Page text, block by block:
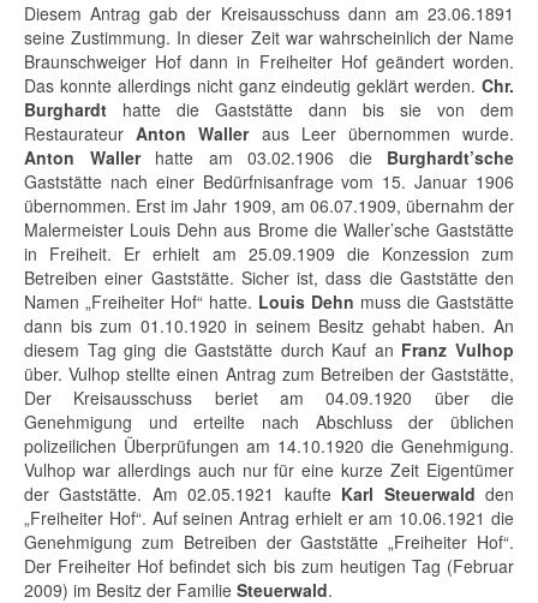
Diesem Antrag gab der Kreisausschuss dann am 23.06.1891
seine Zustimmung. In dieser Zeit war wahrscheinlich der Name
Braunschweiger Hof dann in Freiheiter Hof geändert worden.
Das konnte allerdings nicht ganz eindeutig geklärt werden. Chr.
Burghardt hatte die Gaststätte dann bis sie von dem
RestaurateurAnton Walleraus Leer übernommen wurde.
Anton Wallerhatte am 03.02.1906 die Burghardt’sche
Gaststätte nach einer Bedürfnisanfrage vom 15. Januar 1906
übernommen. Erst im Jahr 1909, am 06.07.1909, übernahm der
Malermeister Louis Dehn aus Brome die Waller’sche Gaststätte
in Freiheit. Er erhielt am 25.09.1909 die Konzession zum
Betreiben einer Gaststätte. Sicher ist, dass die Gaststätte den
Namen „Freiheiter Hof“ hatte. Louis Dehn muss die Gaststätte
dann bis zum 01.10.1920 in seinem Besitz gehabt haben. An
diesem Tag ging die Gaststätte durch Kauf an Franz Vulhop
über. Vulhop stellte einen Antrag zum Betreiben der Gaststätte,
Der Kreisausschuss beriet am 04.09.1920 über die
Genehmigung und erteilte nach Abschluss der üblichen
polizeilichen Überprüfungen am 14.10.1920 die Genehmigung.
Vulhop war allerdings auch nur für eine kurze Zeit Eigentümer
der Gaststätte. Am 02.05.1921 kaufte Karl Steuerwald den
„Freiheiter Hof“. Auf seinen Antrag erhielt er am 10.06.1921 die
Genehmigung zum Betreiben der Gaststätte „Freiheiter Hof“.
Der Freiheiter Hof befindet sich bis zum heutigen Tag (Februar
2009) im Besitz der Familie Steuerwald.